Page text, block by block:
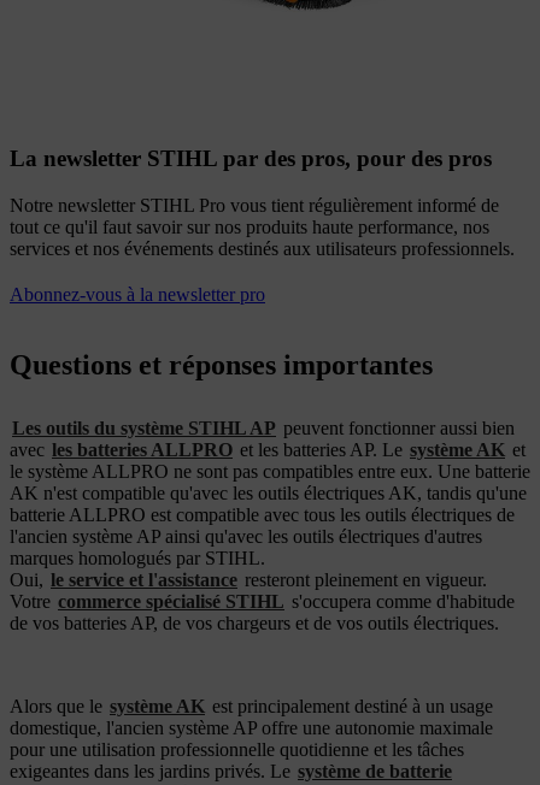
La newsletter STIHL par des pros, pour des pros
Notre newsletter STIHL Pro vous tient régulièrement informé de
tout ce qu'il faut savoir sur nos produits haute performance, nos
services et nos événements destinés aux utilisateurs professionnels.
Abonnez-vous à la newsletter pro
Questions et réponses importantes
Les outils du système STIHL AP peuvent fonctionner aussi bien
avec les batteries ALLPRO et les batteries AP. Le système AK et
le système ALLPRO ne sont pas compatibles entre eux. Une batterie
AK n'est compatible qu'avec les outils électriques AK, tandis qu'une
batterie ALLPRO est compatible avec tous les outils électriques de
l'ancien système AP ainsi qu'avec les outils électriques d'autres
marques homologués par STIHL.
Oui, le service et l'assistance resteront pleinement en vigueur.
Votre commerce spécialisé STIHL s'occupera comme d'habitude
de vos batteries AP, de vos chargeurs et de vos outils électriques.
Alors que le système AK est principalement destiné à un usage
domestique, l'ancien système AP offre une autonomie maximale
pour une utilisation professionnelle quotidienne et les tâches
exigeantes dans les jardins privés. Le système de batterie